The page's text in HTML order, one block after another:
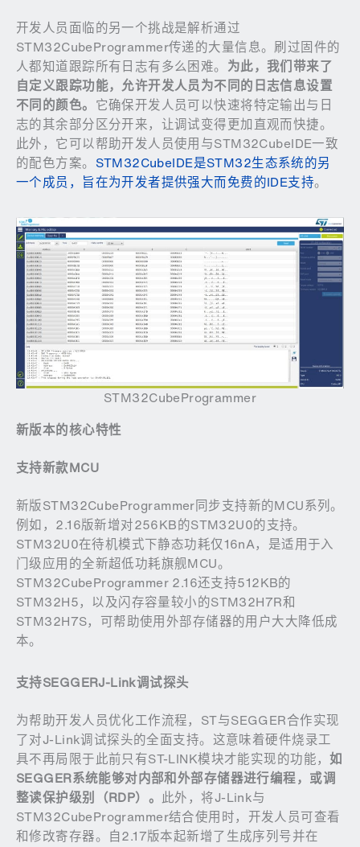
开发人员面临的另一个挑战是解析通过
STM32CubeProgrammer传递的大量信息。刷过固件的
人都知道跟踪所有日志有多么困难。 为此，我们带来了
自定义跟踪功能，允许开发人员为不同的日志信息设置
不同的颜色。 它确保开发人员可以快速将特定输出与日
志的其余部分区分开来，让调试变得更加直观而快捷。
此外，它可以帮助开发人员使用与STM32CubeIDE一致
的配色方案。 STM32CubeIDE是STM32生态系统的另
一个成员，旨在为开发者提供强大而免费的IDE支持。
STM32CubeProgrammer
新版本的核心特性
支持新款MCU
新版STM32CubeProgrammer同步支持新的MCU系列。
例如，2.16版新增对256KB的STM32U0的支持。
STM32U0在待机模式下静态功耗仅16nA，是适用于入
门级应用的全新超低功耗旗舰MCU。
STM32CubeProgrammer 2.16还支持512KB的
STM32H5，以及闪存容量较小的STM32H7R和
STM32H7S，可帮助使用外部存储器的用户大大降低成
本。
支持SEGGERJ-Link调试探头
为帮助开发人员优化工作流程，ST与SEGGER合作实现
了对J-Link调试探头的全面支持。这意味着硬件烧录工
具不再局限于此前只有ST-LINK模块才能实现的功能，如
SEGGER系统能够对内部和外部存储器进行编程，或调
整读保护级别（RDP）。此外，将J-Link与
STM32CubeProgrammer结合使用时，开发人员可查看
和修改寄存器。自2.17版本起新增了生成序列号并在